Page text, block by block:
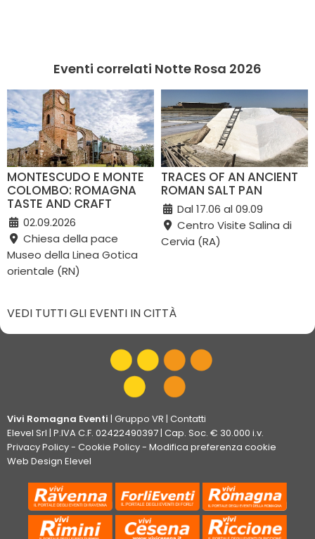
Eventi correlati Notte Rosa 2026
MONTESCUDO E MONTE
COLOMBO: ROMAGNA
TASTE AND CRAFT
02.09.2026
Chiesa della pace
Museo della Linea Gotica
orientale (RN)
TRACES OF AN ANCIENT
ROMAN SALT PAN
Dal 17.06 al 09.09
Centro Visite Salina di
Cervia (RA)
VEDI TUTTI GLI EVENTI IN CITTÀ
Vivi Romagna Eventi | Gruppo VR | Contatti
Elevel Srl | P.IVA C.F. 02422490397 | Cap. Soc. € 30.000 i.v.
Privacy Policy- Cookie Policy- Modifica preferenza cookie
Web Design Elevel